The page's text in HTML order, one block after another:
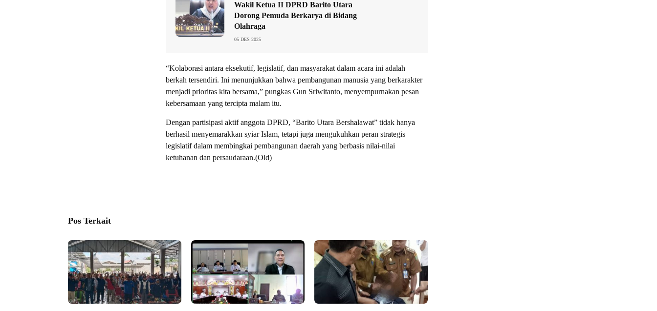
Wakil Ketua II DPRD Barito Utara
Dorong Pemuda Berkarya di Bidang
Olahraga
05 DES 2025
“Kolaborasi antara eksekutif, legislatif, dan masyarakat dalam acara ini adalah
berkah tersendiri. Ini menunjukkan bahwa pembangunan manusia yang berkarakter
menjadi prioritas kita bersama,” pungkas Gun Sriwitanto, menyempurnakan pesan
kebersamaan yang tercipta malam itu.
Dengan partisipasi aktif anggota DPRD, “Barito Utara Bershalawat” tidak hanya
berhasil menyemarakkan syiar Islam, tetapi juga mengukuhkan peran strategis
legislatif dalam membingkai pembangunan daerah yang berbasis nilai-nilai
ketuhanan dan persaudaraan.(Old)
Pos Terkait